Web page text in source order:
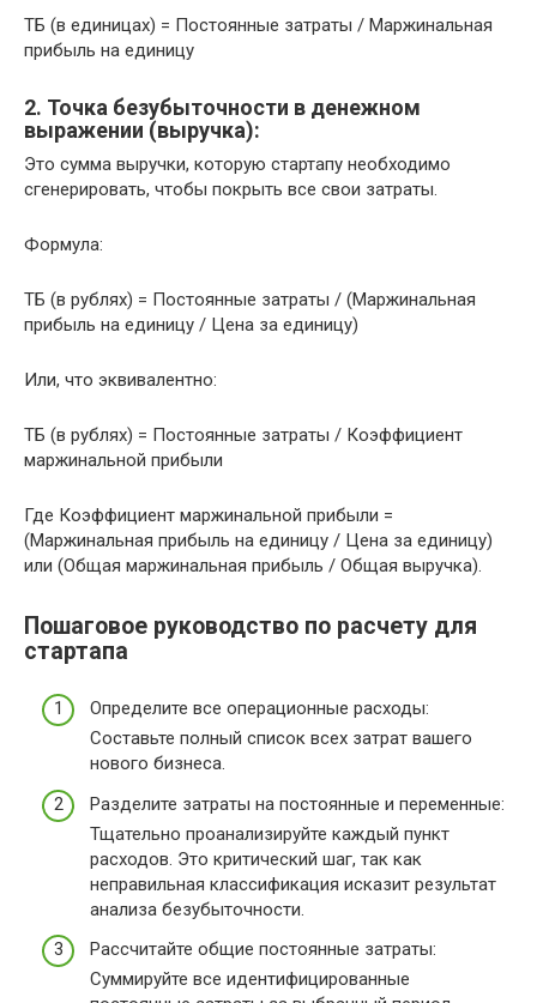
ТБ (в единицах) = Постоянные затраты / Маржинальная
прибыль на единицу
2. Точка безубыточности в денежном
выражении (выручка):
Это сумма выручки, которую стартапу необходимо
сгенерировать, чтобы покрыть все свои затраты.
Формула:
ТБ (в рублях) = Постоянные затраты / (Маржинальная
прибыль на единицу / Цена за единицу)
Или, что эквивалентно:
ТБ (в рублях) = Постоянные затраты / Коэффициент
маржинальной прибыли
Где Коэффициент маржинальной прибыли =
(Маржинальная прибыль на единицу / Цена за единицу)
или (Общая маржинальная прибыль / Общая выручка).
Пошаговое руководство по расчету для
стартапа
Определите все операционные расходы:
Составьте полный список всех затрат вашего
нового бизнеса.
Разделите затраты на постоянные и переменные:
Тщательно проанализируйте каждый пункт
расходов. Это критический шаг, так как
неправильная классификация исказит результат
анализа безубыточности.
Рассчитайте общие постоянные затраты:
Суммируйте все идентифицированные